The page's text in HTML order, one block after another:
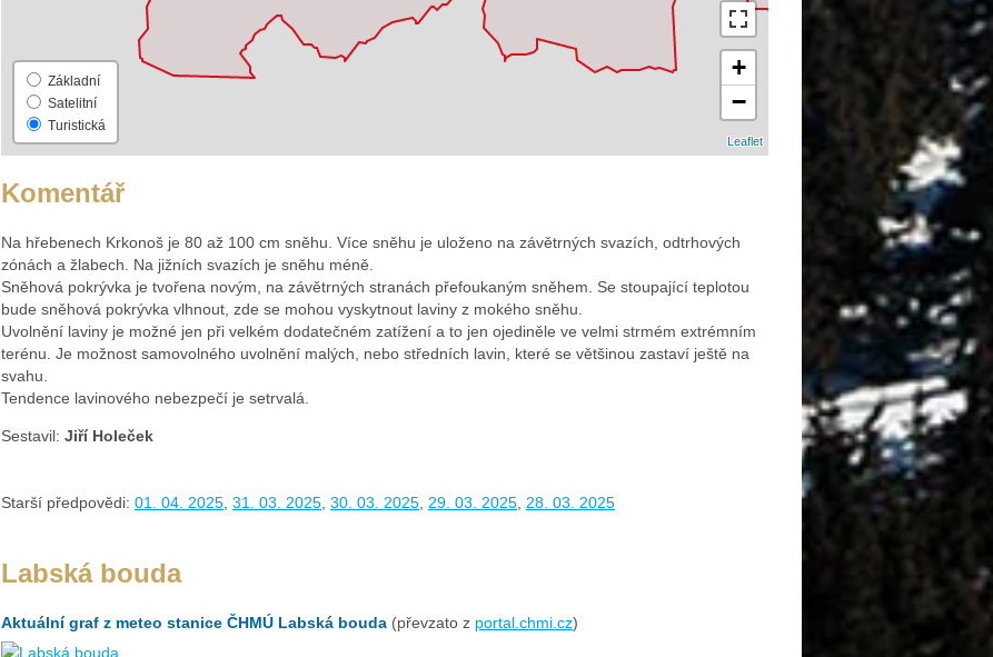
Základní
Satelitní
Turistická
+
−
Leaflet
Komentář
Na hřebenech Krkonoš je 80 až 100 cm sněhu. Více sněhu je uloženo na závětrných svazích, odtrhových
zónách a žlabech. Na jižních svazích je sněhu méně.
Sněhová pokrývka je tvořena novým, na závětrných stranách přefoukaným sněhem. Se stoupající teplotou
bude sněhová pokrývka vlhnout, zde se mohou vyskytnout laviny z mokého sněhu.
Uvolnění laviny je možné jen při velkém dodatečném zatížení a to jen ojediněle ve velmi strmém extrémním
terénu. Je možnost samovolného uvolnění malých, nebo středních lavin, které se většinou zastaví ještě na
svahu.
Tendence lavinového nebezpečí je setrvalá.
Sestavil: Jiří Holeček
Starší předpovědi: 01. 04. 2025, 31. 03. 2025, 30. 03. 2025, 29. 03. 2025, 28. 03. 2025
Labská bouda
Aktuální graf z meteo stanice ČHMÚ Labská bouda (převzato z portal.chmi.cz)